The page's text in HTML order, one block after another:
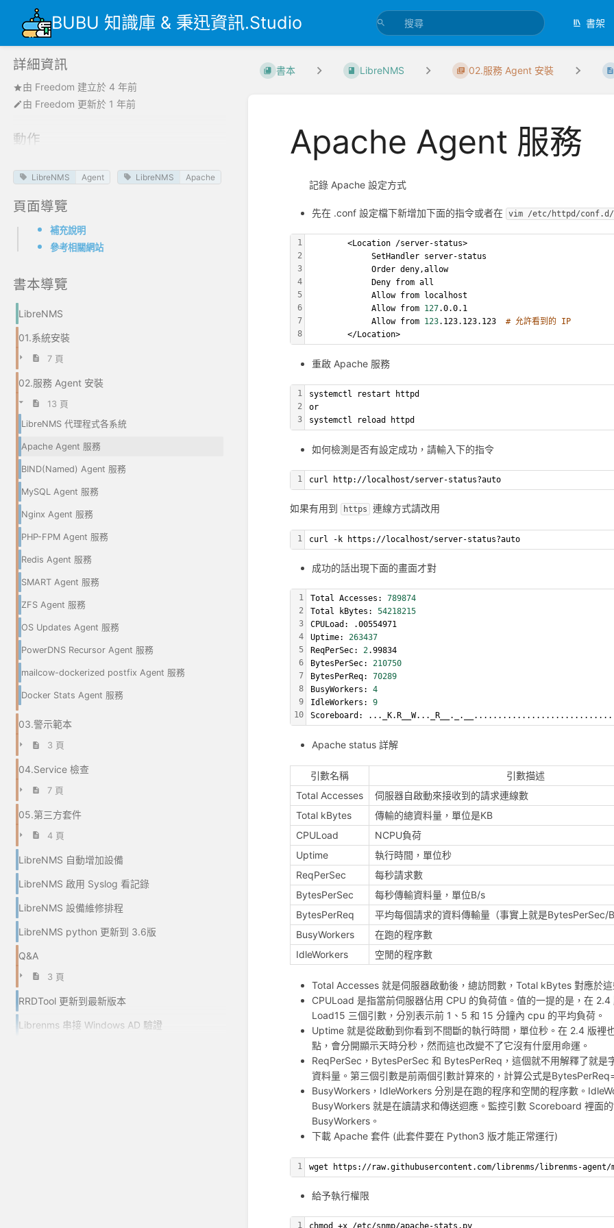
BUBU 知識庫 & 秉迅資訊.Studio 書架
詳細資訊
由 Freedom 建立於 4 年前
由 Freedom 更新於 1 年前
動作
LibreNMS Agent LibreNMS Apache
頁面導覽
補充說明
參考相關網站
書本導覽
LibreNMS
01.系統安裝
7 頁
02.服務 Agent 安裝
13 頁
LibreNMS 代理程式各系統
Apache Agent 服務
BIND(Named) Agent 服務
MySQL Agent 服務
Nginx Agent 服務
PHP-FPM Agent 服務
Redis Agent 服務
SMART Agent 服務
ZFS Agent 服務
OS Updates Agent 服務
PowerDNS Recursor Agent 服務
mailcow-dockerized postfix Agent 服務
Docker Stats Agent 服務
03.警示範本
3 頁
04.Service 檢查
7 頁
05.第三方套件
4 頁
LibreNMS 自動增加設備
LibreNMS 啟用 Syslog 看記錄
LibreNMS 設備維修排程
LibreNMS python 更新到 3.6版
Q&A
3 頁
RRDTool 更新到最新版本
Librenms 串接 Windows AD 驗證
書本 LibreNMS 02.服務 Agent 安裝
Apache Agent 服務
記錄 Apache 設定方式
先在 .conf 設定檔下新增加下面的指令或者在 vim /etc/httpd/
1
2
3
4
5
6
7
8
        <Location /server-status>
             SetHandler server-status
             Order deny,allow
             Deny from all
             Allow from localhost
             Allow from
127.0.0.1
             Allow from
123.123.123.123 # 允許看到的 IP
        </Location>
重啟 Apache 服務
1
2
3
systemctl restart httpd
or
systemctl reload httpd
如何檢測是否有設定成功，請輸入下的指令
1 curl http://localhost/server-status?auto
如果有用到 https 連線方式請改用
1 curl -k https://localhost/server-status?auto
成功的話出現下面的畫面才對
1
2
3
4
5
6
7
8
9
10
Total Accesses: 789874
Total kBytes: 54218215
CPULoad: .00554971
Uptime: 263437
ReqPerSec: 2.99834
BytesPerSec: 210750
BytesPerReq: 70289
BusyWorkers: 4
IdleWorkers: 9
Scoreboard:
Apache status 詳解
引數名稱
引數描述
Total Accesses
伺服器自啟動來接收到的請求連線數
Total kBytes
傳輸的總資料量，單位是KB
CPULoad
NCPU負荷
Uptime
執行時間，單位秒
ReqPerSec
每秒請求數
BytesPerSec
每秒傳輸資料量，單位B/s
BytesPerReq
平均每個請求的資料傳輸量（事實上就是BytesPerSec/
BusyWorkers
在跑的程序數
IdleWorkers
空閒的程序數
Total Accesses 就是伺服器啟動後，總訪問數，Total kBytes 對應於
CPULoad 是指當前伺服器佔用 CPU 的負荷值。值的一提的是，在
Load15 三個引數，分別表示前 1、5 和 15 分鐘內 cpu 的平均負荷。
Uptime 就是從啟動到你看到不間斷的執行時間，單位秒。在 2.4 版
點，會分開顯示天時分秒，然而這也改變不了它沒有什麼用命運。
ReqPerSec，BytesPerSec 和 BytesPerReq，這個就不用解釋了就是
資料量。第三個引數是前兩個引數計算來的，計算公式是
BusyWorkers，IdleWorkers 分別是在跑的程序和空閒的程序數。
BusyWorkers 就是在讀請求和傳送迴應。監控引數 Scoreboard 裡面的
BusyWorkers。
下載 Apache 套件 (此套件要在 Python3 版才能正常運行)
1 wget https://raw.githubusercontent.com/librenms/librenms-agent/
給予執行權限
1